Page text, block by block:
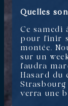
Quelles
Ce samedi
pour finir
montée.
sur un
faudra
Hasard du
Strasbourg
verra une